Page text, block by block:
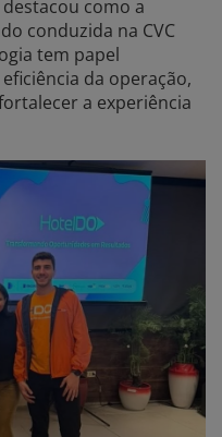
como a
conduzida na CVC
tem papel
da operação,
a experiência